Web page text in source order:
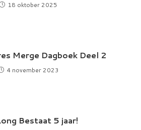
18 oktober 2025
Merge Dagboek Deel 2
4 november 2023
Bestaat 5 jaar!